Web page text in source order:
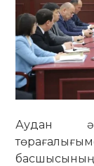
Аудан
басшысының